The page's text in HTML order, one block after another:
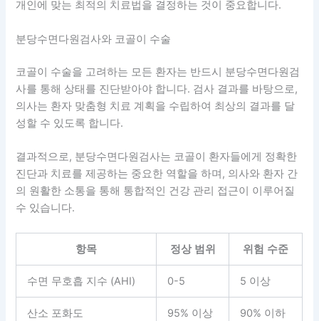
개인에 맞는 최적의 치료법을 결정하는 것이 중요합니다.
분당수면다원검사와 코골이 수술
코골이 수술을 고려하는 모든 환자는 반드시 분당수면다원검
사를 통해 상태를 진단받아야 합니다. 검사 결과를 바탕으로,
의사는 환자 맞춤형 치료 계획을 수립하여 최상의 결과를 달
성할 수 있도록 합니다.
결과적으로, 분당수면다원검사는 코골이 환자들에게 정확한
진단과 치료를 제공하는 중요한 역할을 하며, 의사와 환자 간
의 원활한 소통을 통해 통합적인 건강 관리 접근이 이루어질
수 있습니다.
항목 정상 범위 위험 수준
수면 무호흡 지수 (AHI) 0-5 5 이상
산소 포화도 95% 이상 90% 이하